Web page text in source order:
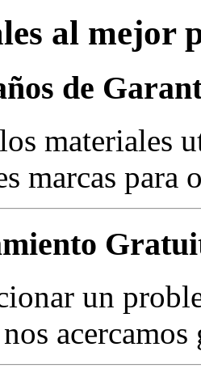
al mejor
de
materiales
marcas para
un